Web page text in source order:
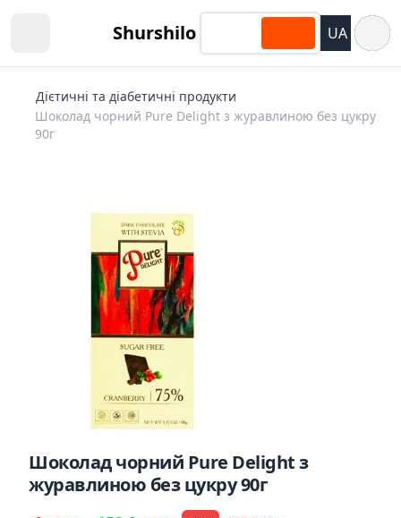
Shurshilo UA
Дієтичні та діабетичні продукти
Шоколад чорний Pure Delight з журавлиною без цукру
90г
Шоколад чорний Pure Delight з
журавлиною без цукру 90г